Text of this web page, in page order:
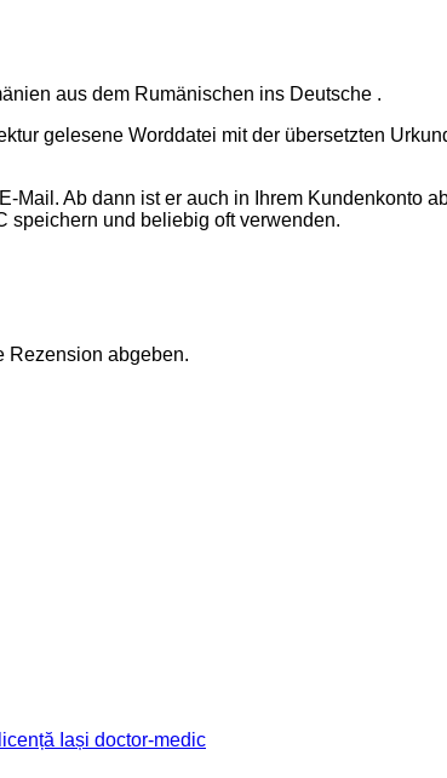
aus dem Rumänischen ins Deutsche .
gelesene Worddatei mit der übersetzten
Ab dann ist er auch in Ihrem Kundenkonto
speichern und beliebig oft verwenden.
Rezension abgeben.